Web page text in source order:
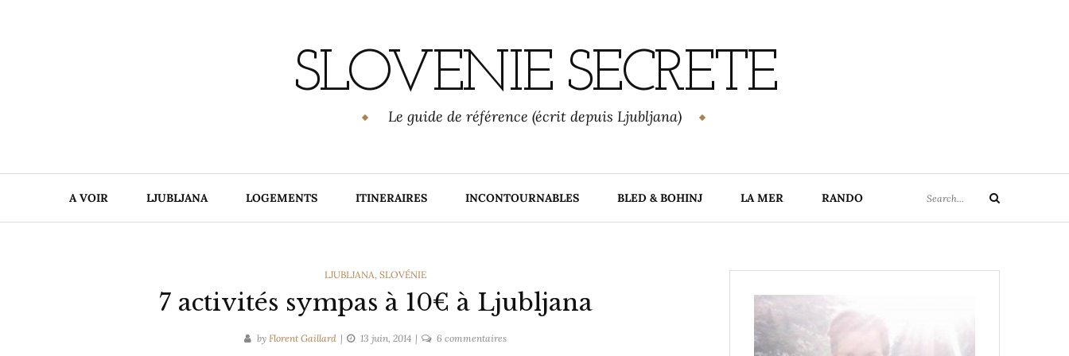
SLOVENIE SECRETE
Le guide de référence (écrit depuis Ljubljana)
A VOIR LJUBLJANA LOGEMENTS ITINERAIRES INCONTOURNABLES BLED & BOHINJ LA MER RANDO
for:
Search
CATEGORIES
LJUBLJANA, SLOVÉNIE
7 activités sympas à 10€ à Ljubljana
by Florent Gaillard 13 juin, 2014 6 commentairessur